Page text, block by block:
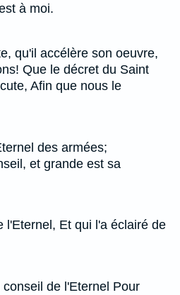
à moi.
qu'il accélère son oeuvre,
Que le décret du Saint
Afin que nous le
des armées;
et grande est sa
l'Eternel, Et qui l'a éclairé de
de l'Eternel Pour